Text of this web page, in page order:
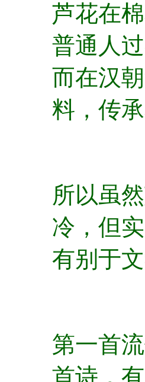
芦花在
普通人
而在汉
料，传
所以虽
冷，但
有别于
第一首
首诗，